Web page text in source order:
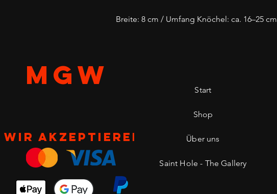
Breite: 8 cm / Umfang Knöchel: ca. 16–25 cm
MGW
Wir akzeptieren
Start
Shop
Über uns
Saint Hole - The Gallery